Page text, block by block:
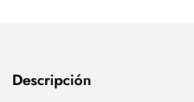
Descripción